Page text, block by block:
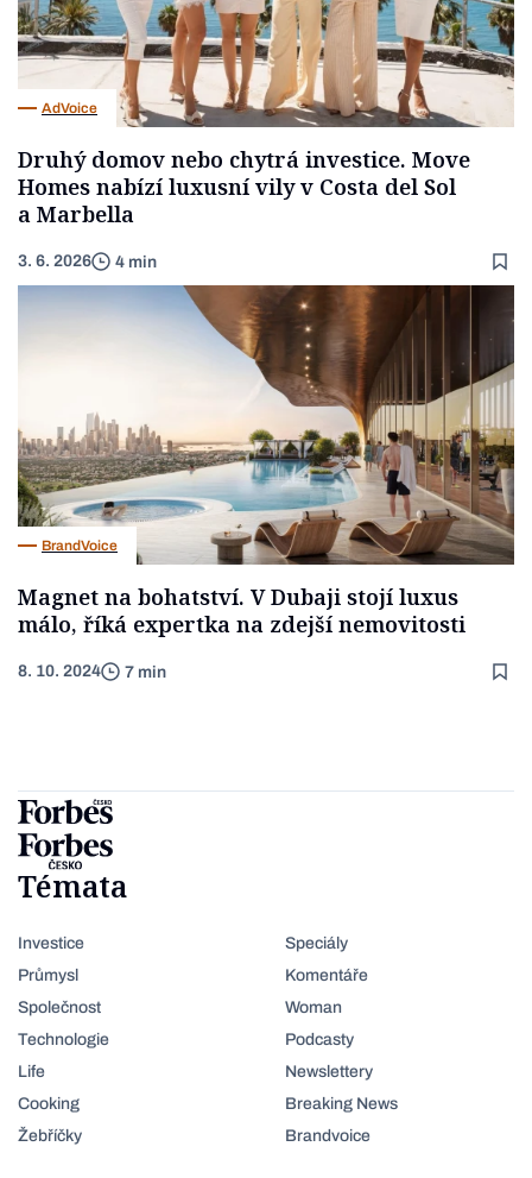
AdVoice
Druhý domov nebo chytrá investice. Move
Homes nabízí luxusní vily v Costa del Sol
a Marbella
3. 6. 2026 4 min
BrandVoice
Magnet na bohatství. V Dubaji stojí luxus
málo, říká expertka na zdejší nemovitosti
8. 10. 2024 7 min
Témata
Investice
Průmysl
Společnost
Technologie
Life
Cooking
Žebříčky
Speciály
Komentáře
Woman
Podcasty
Newslettery
Breaking News
Brandvoice